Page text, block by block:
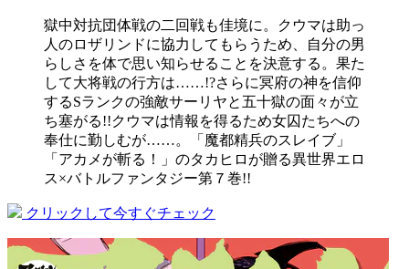
獄中対抗団体戦の二回戦も佳境に。クウマは助っ
人のロザリンドに協力してもらうため、自分の男
らしさを体で思い知らせることを決意する。果た
して大将戦の行方は……!?さらに冥府の神を信仰
するSランクの強敵サーリヤと五十獄の面々が立
ち塞がる!!クウマは情報を得るため女囚たちへの
奉仕に勤しむが……。「魔都精兵のスレイブ」
「アカメが斬る！」のタカヒロが贈る異世界エロ
ス×バトルファンタジー第７巻!!
クリックして今すぐチェック